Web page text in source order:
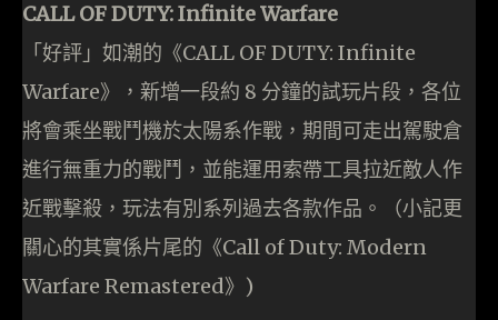
CALL OF DUTY: Infinite Warfare
「好評」如潮的《CALL OF DUTY: Infinite
Warfare》，新增一段約 8 分鐘的試玩片段，各位
將會乘坐戰鬥機於太陽系作戰，期間可走出駕駛倉
進行無重力的戰鬥，並能運用索帶工具拉近敵人作
近戰擊殺，玩法有別系列過去各款作品。（小記更
關心的其實係片尾的《Call of Duty: Modern
Warfare Remastered》)